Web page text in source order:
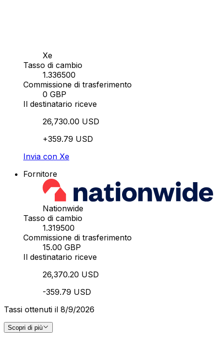
Xe
Tasso di cambio
1.336500
Commissione di trasferimento
0 GBP
Il destinatario riceve
26,730.00 USD
+359.79 USD
Invia con Xe
Fornitore
Nationwide
Tasso di cambio
1.319500
Commissione di trasferimento
15.00 GBP
Il destinatario riceve
26,370.20 USD
-359.79 USD
Tassi ottenuti il 8/9/2026
Scopri di più